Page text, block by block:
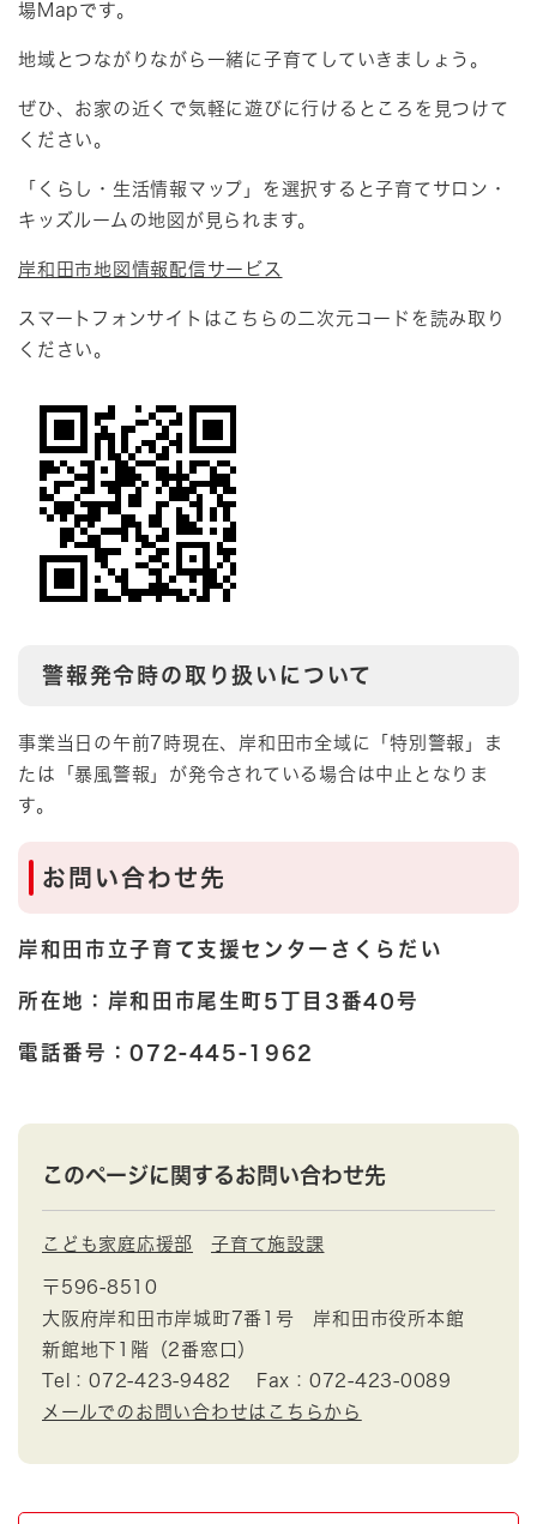
場Mapです。
地域とつながりながら一緒に子育てしていきましょう。
ぜひ、お家の近くで気軽に遊びに行けるところを見つけて
ください。
「くらし・生活情報マップ」を選択すると子育てサロン・
キッズルームの地図が見られます。
岸和田市地図情報配信サービス
スマートフォンサイトはこちらの二次元コードを読み取り
ください。
警報発令時の取り扱いについて
事業当日の午前7時現在、岸和田市全域に「特別警報」ま
たは「暴風警報」が発令されている場合は中止となりま
す。
お問い合わせ先
岸和田市立子育て支援センターさくらだい
所在地：岸和田市尾生町5丁目3番40号
電話番号：072-445-1962
このページに関するお問い合わせ先
こども家庭応援部 子育て施設課
〒596-8510
大阪府岸和田市岸城町7番1号 岸和田市役所本館
新館地下1階（2番窓口）
Tel：072-423-9482
Fax：072-423-0089
メールでのお問い合わせはこちらから